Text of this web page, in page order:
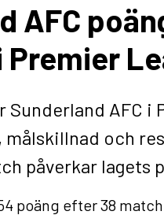
AFC
Sunderland AFC
målskillnad och
påverkar lagets
poäng efter 38